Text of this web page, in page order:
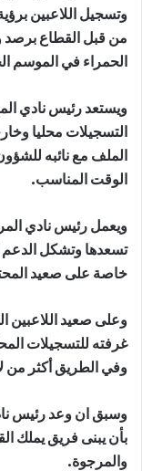
وتسجيل اللاعبين
من قبل القطاع برصد
الحمراء في الموسم
ويستعد رئيس نادي
التسجيلات محليا
الملف مع نائبه
الوقت المناسب.
ويعمل رئيس نادي
تسعدها وتشكل الدعم
خاصة على صعيد
وعلى صعيد اللاعبين
غرفته للتسجيلات
وفي الطريق أكثر
وسبق ان وعد رئيس
بأن يبنى فريق يملك
والمرجوة.